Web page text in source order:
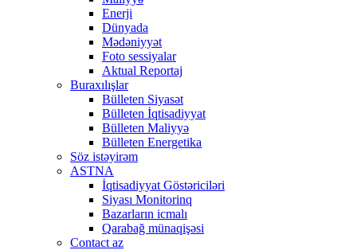
Enerji
Dünyada
Mədəniyyət
Foto sessiyalar
Aktual Reportaj
Buraxılışlar
Bülleten Siyasət
Bülleten İqtisadiyyat
Bülleten Maliyyə
Bülleten Energetika
Söz istəyirəm
ASTNA
İqtisadiyyat Göstəriciləri
Siyası Monitorinq
Bazarların icmalı
Qarabağ münaqişəsi
Contact az